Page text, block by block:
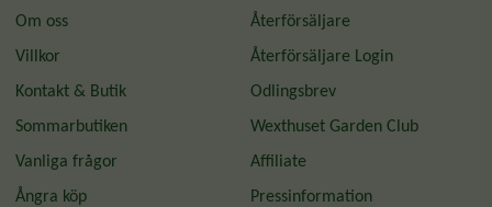
Om oss
Villkor
Kontakt & Butik
Sommarbutiken
Vanliga frågor
Ångra köp
Återförsäljare
Återförsäljare Login
Odlingsbrev
Wexthuset Garden Club
Affiliate
Pressinformation